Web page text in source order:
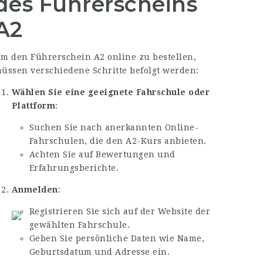
den Führerschein A2 online zu bestellen,
verschiedene Schritte befolgt werden:
Wählen Sie eine geeignete Fahrschule oder
Plattform:
Suchen Sie nach anerkannten Online-
Fahrschulen, die den A2-Kurs anbieten.
Achten Sie auf Bewertungen und
Erfahrungsberichte.
Anmelden:
Registrieren Sie sich auf der Website der
gewählten Fahrschule.
Geben Sie persönliche Daten wie Name,
Geburtsdatum und Adresse ein.